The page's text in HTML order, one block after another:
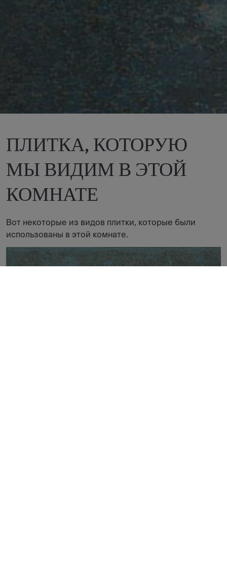
ПЛИТКА, КОТОРУЮ
МЫ ВИДИМ В ЭТОЙ
КОМНАТЕ
Вот некоторые из видов плитки, которые были
использованы в этой комнате.